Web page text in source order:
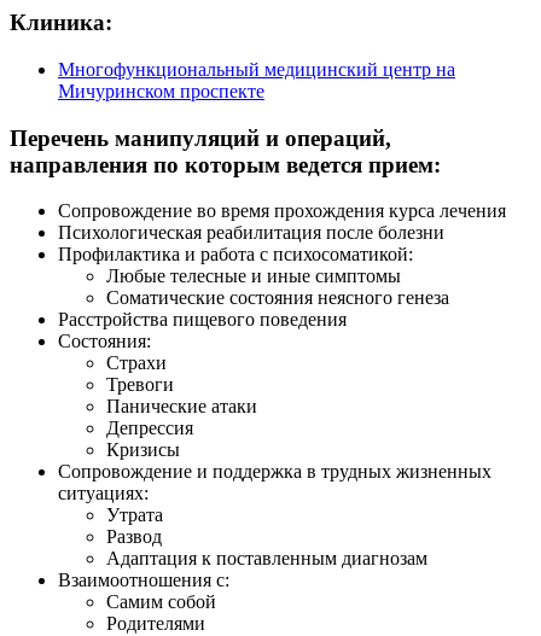
Клиника:
Многофункциональный медицинский центр на
Мичуринском проспекте
Перечень манипуляций и операций,
направления по которым ведется прием:
Сопровождение во время прохождения курса лечения
Психологическая реабилитация после болезни
Профилактика и работа с психосоматикой:
Любые телесные и иные симптомы
Соматические состояния неясного генеза
Расстройства пищевого поведения
Состояния:
Страхи
Тревоги
Панические атаки
Депрессия
Кризисы
Сопровождение и поддержка в трудных жизненных
ситуациях:
Утрата
Развод
Адаптация к поставленным диагнозам
Взаимоотношения с:
Самим собой
Родителями